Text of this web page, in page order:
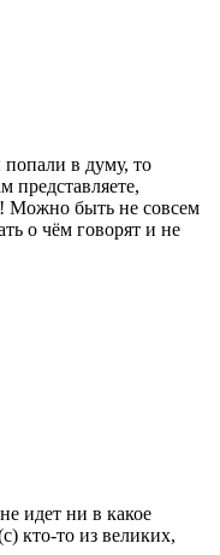
в думу, то
представляете,
Можно быть не совсем
о чём говорят и не
идет ни в какое
кто-то из великих,